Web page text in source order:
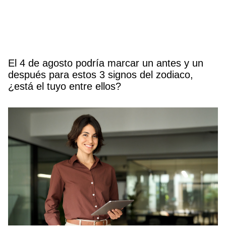
El 4 de agosto podría marcar un antes y un
después para estos 3 signos del zodiaco,
¿está el tuyo entre ellos?